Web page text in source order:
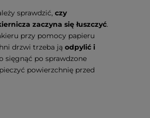
sprawdzić, czy
zaczyna się łuszczyć.
przy pomocy papieru
drzwi trzeba ją odpylić i
sięgnąć po sprawdzone
powierzchnię przed